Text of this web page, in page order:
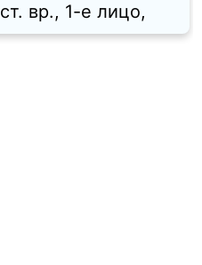
вр., 1-е лицо,